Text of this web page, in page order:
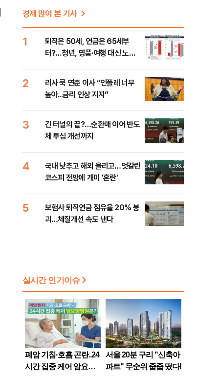
경제 많이 본 기사
1
퇴직은 50세, 연금은 65세부
터?…청년, 명품·여행 대신 노후
2
리사 쿡 연준 이사 “인플레 너무
높아...금리 인상 지지”
3
긴 터널의 끝?…순환매 이어 반도
체 투심 개선까지
4
국내 낮추고 해외 올리고…엇갈린
코스피 전망에 개미 '혼란'
5
보험사 퇴직연금 점유율 20% 붕
괴…체질개선 속도 낸다